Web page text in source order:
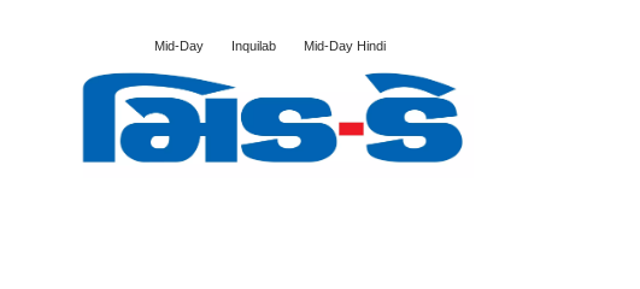
Mid-Day Inquilab Mid-Day Hindi